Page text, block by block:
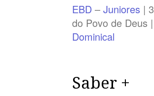
EBD –Juniores |
do Povo de Deus |
Dominical
Saber +